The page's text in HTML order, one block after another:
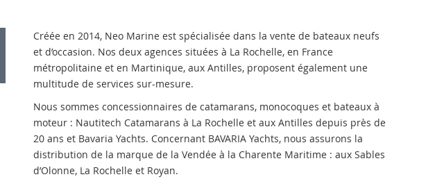
Créée en 2014, Neo Marine est spécialisée dans la vente de bateaux neufs
et d’occasion. Nos deux agences situées à La Rochelle, en France
métropolitaine et en Martinique, aux Antilles, proposent également une
multitude de services sur-mesure.
Nous sommes concessionnaires de catamarans, monocoques et bateaux à
moteur : Nautitech Catamarans à La Rochelle et aux Antilles depuis près de
20 ans et Bavaria Yachts. Concernant BAVARIA Yachts, nous assurons la
distribution de la marque de la Vendée à la Charente Maritime : aux Sables
d’Olonne, La Rochelle et Royan.